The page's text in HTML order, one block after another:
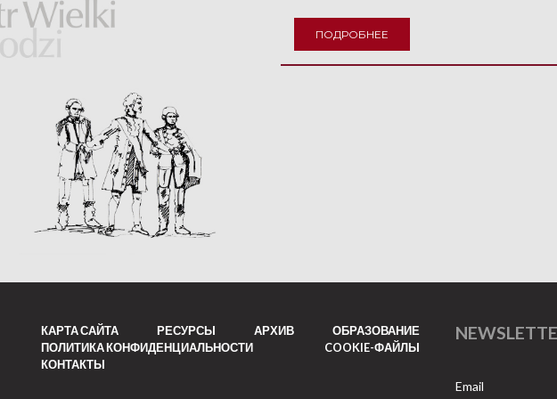
ПОДРОБНЕЕ
КАРТА САЙТА РЕСУРСЫ АРХИВ
ОБРАЗОВАНИЕ
ПОЛИТИКА КОНФИДЕНЦИАЛЬНОСТИ
COOKIE-ФАЙЛЫ
КОНТАКТЫ
Email